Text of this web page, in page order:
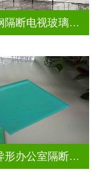
不锈钢隔断电视玻璃背景墙
圆形异形办公室隔断磨砂烤漆玻璃